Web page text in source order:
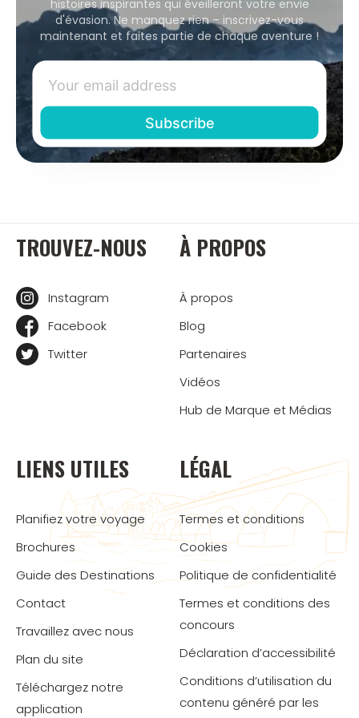
histoires inspirantes qui éveilleront votre envie
d'évasion. Ne manquez rien – inscrivez-vous
maintenant et faites partie de chaque aventure !
TROUVEZ-NOUS
Instagram
Facebook
Twitter
À PROPOS
À propos
Blog
Partenaires
Vidéos
Hub de Marque et Médias
LIENS UTILES
Planifiez votre voyage
Brochures
Guide des Destinations
Contact
Travaillez avec nous
Plan du site
Téléchargez notre
application
LÉGAL
Termes et conditions
Cookies
Politique de confidentialité
Termes et conditions des
concours
Déclaration d’accessibilité
Conditions d’utilisation du
contenu généré par les